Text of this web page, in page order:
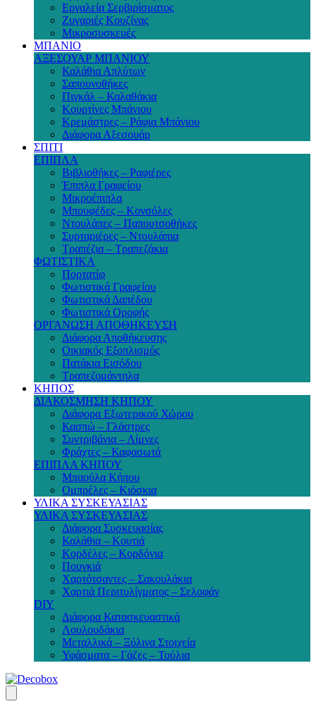
Εργαλεία Σερβιρίσματος
Ζυγαριές Κουζίνας
Μικροσυσκευές
ΜΠΑΝΙΟ
ΑΞΕΣΟΥΑΡ ΜΠΑΝΙΟΥ
Καλάθια Απλύτων
Σαπουνοθήκες
Πιγκάλ – Καλαθάκια
Κουρτίνες Μπάνιου
Κρεμάστρες – Ράφια Μπάνιου
Διάφορα Αξεσουάρ
ΣΠΙΤΙ
ΕΠΙΠΛΑ
Βιβλιοθήκες – Ραφιέρες
Έπιπλα Γραφείου
Μικροέπιπλα
Μπουφέδες – Κονσόλες
Ντουλάπες – Παπουτσοθήκες
Συρταριέρες – Ντουλάπια
Τραπέζια – Τραπεζάκια
ΦΩΤΙΣΤΙΚΑ
Πορτατίφ
Φωτιστικά Γραφείου
Φωτιστικά Δαπέδου
Φωτιστικά Οροφής
ΟΡΓΑΝΩΣΗ ΑΠΟΘΗΚΕΥΣΗ
Διάφορα Αποθήκευσης
Οικιακός Εξοπλισμός
Πατάκια Εισόδου
Τραπεζομάντηλα
ΚΗΠΟΣ
ΔΙΑΚΟΣΜΗΣΗ ΚΗΠΟΥ
Διάφορα Εξωτερικού Χώρου
Κασπώ – Γλάστρες
Συντριβάνια – Λίμνες
Φράχτες – Καφασωτά
ΕΠΙΠΛΑ ΚΗΠΟΥ
Μπαούλα Κήπου
Ομπρέλες – Κιόσκια
ΥΛΙΚΑ ΣΥΣΚΕΥΑΣΙΑΣ
ΥΛΙΚΑ ΣΥΣΚΕΥΑΣΙΑΣ
Διάφορα Συσκευασίας
Καλάθια – Κουτιά
Κορδέλες – Κορδόνια
Πουγκιά
Χαρτότσαντες – Σακουλάκια
Χαρτιά Περιτυλίγματος – Σελοφάν
DIY
Διάφορα Κατασκευαστικά
Λουλουδάκια
Μεταλλικά – Ξύλινα Στοιχεία
Υφάσματα – Γάζες – Τούλια